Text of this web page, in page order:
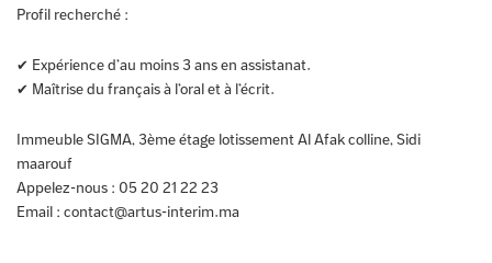
Profil recherché :
✔ Expérience d’au moins 3 ans en assistanat.
✔ Maîtrise du français à l’oral et à l’écrit.
Immeuble SIGMA, 3ème étage lotissement Al Afak colline, Sidi
maarouf
Appelez-nous : 05 20 21 22 23
Email : contact@artus-interim.ma